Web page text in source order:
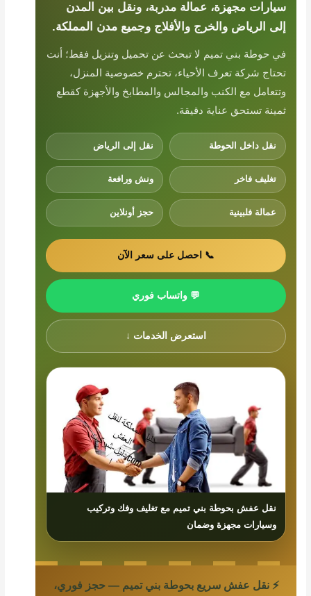
سيارات مجهزة، عمالة مدربة، ونقل بين المدن
إلى الرياض والخرج والأفلاج وجميع مدن المملكة.
في حوطة بني تميم لا تبحث عن تحميل وتنزيل فقط؛ أنت
تحتاج شركة تعرف الأحياء، تحترم خصوصية المنزل،
وتتعامل مع الكنب والمجالس والمطابخ والأجهزة كقطع
ثمينة تستحق عناية دقيقة.
نقل داخل الحوطة نقل إلى الرياض
تغليف فاخر ونش ورافعة
عمالة فلبينية حجز أونلاين
📞 احصل على سعر الآن
💬 واتساب فوري
استعرض الخدمات ↓
نقل عفش بحوطة بني تميم مع تغليف وفك وتركيب
وسيارات مجهزة وضمان
⚡ نقل عفش سريع بحوطة بني تميم — حجز فوري،